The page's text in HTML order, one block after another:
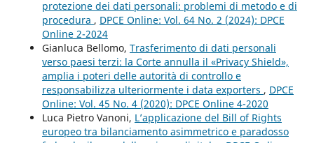
protezione dei dati personali: problemi di metodo e di
procedura , DPCE Online: Vol. 64 No. 2 (2024): DPCE
Online 2-2024
Gianluca Bellomo, Trasferimento di dati personali
verso paesi terzi: la Corte annulla il «Privacy Shield»,
amplia i poteri delle autorità di controllo e
responsabilizza ulteriormente i data exporters , DPCE
Online: Vol. 45 No. 4 (2020): DPCE Online 4-2020
Luca Pietro Vanoni, L’applicazione del Bill of Rights
europeo tra bilanciamento asimmetrico e paradosso